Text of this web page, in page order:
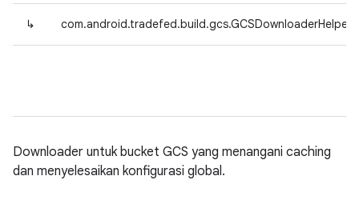
↳ com.android.tradefed.build.gcs.GCSDownloaderHelper
Downloader untuk bucket GCS yang menangani caching
dan menyelesaikan konfigurasi global.